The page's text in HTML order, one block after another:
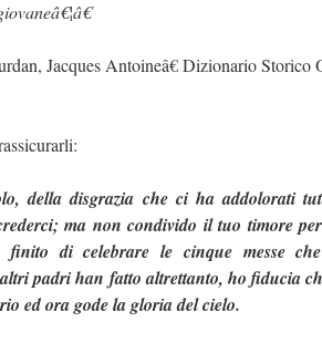
Jacques Antoineâ€ Dizionario Storico
della disgrazia che ci ha addolorati
ma non condivido il tuo timore
di celebrare le cinque messe
padri han fatto altrettanto, ho fiducia
ed ora gode la gloria del cielo.